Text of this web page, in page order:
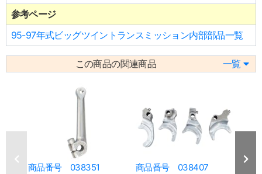
参考ページ
95-97年式ビッグツイントランスミッション内部部品一覧
この商品の関連商品 一覧
商品番号 038351 商品番号 038407